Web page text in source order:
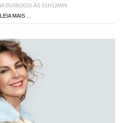
05/08/2026 ÀS 01H12MIN
LEIA MAIS ...